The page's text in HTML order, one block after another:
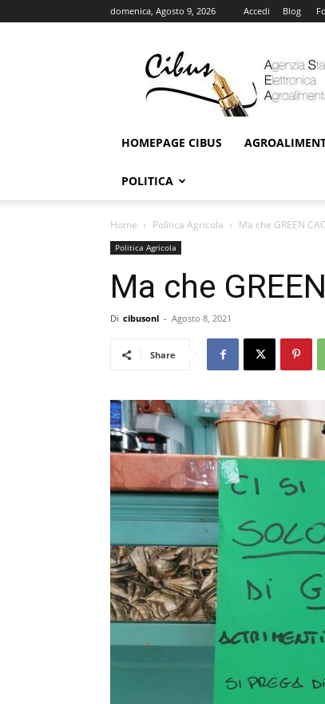
domenica, Agosto 9, 2026 Accedi Blog
Online
HOMEPAGE CIBUS
POLITICA
Home Politica Agricola Ma che GREEN
Politica Agricola
Ma che
Di cibusonl - Agosto 8, 2021
Share